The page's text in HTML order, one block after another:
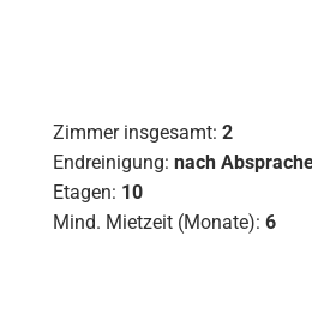
Zimmer insgesamt: 2
Endreinigung: nach
Etagen: 10
Mind. Mietzeit (Monate): 6